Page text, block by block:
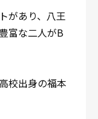
2原嶋ビル1F
があり、八王
富な二人がB
校出身の福本